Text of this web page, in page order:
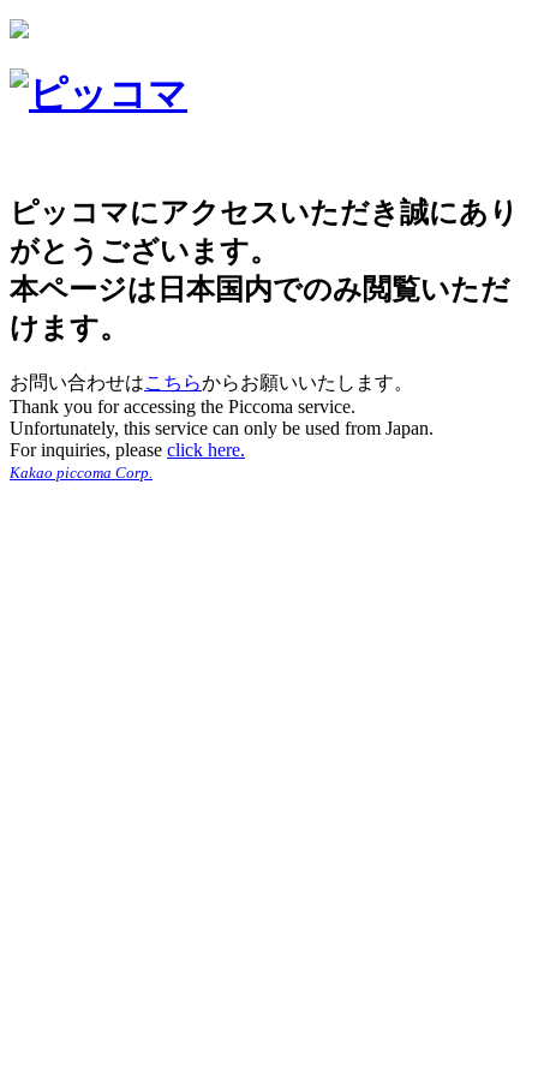
ピッコマにアクセスいただき誠にあり
がとうございます。
本ページは日本国内でのみ閲覧いただ
けます。
お問い合わせはこちらからお願いいたします。
Thank you for accessing the Piccoma service.
Unfortunately, this service can only be used from Japan.
For inquiries, please click here.
Kakao piccoma Corp.